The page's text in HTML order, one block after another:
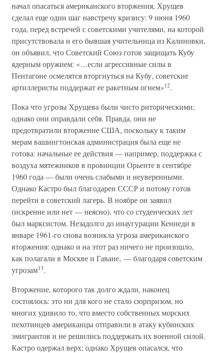
начал опасаться американского вторжения, Хрущев
сделал еще один шаг навстречу кризису: 9 июня 1960
года, перед встречей с советскими учителями, на которой
присутствовала и его бывшая учительница из Калиновки,
он объявил, что Советский Союз готов защищать Кубу
ядерным оружием: «…если агрессивные силы в
Пентагоне осмелятся вторгнуться на Кубу, советские
артиллеристы поддержат ее ракетным огнем»12.
Пока что угрозы Хрущева были чисто риторическими;
однако они оправдали себя. Правда, они не
предотвратили вторжение США, поскольку к таким
мерам вашингтонская администрация была еще не
готова: начальные ее действия — например, поддержка с
воздуха мятежников в провинции Орьенте в сентябре
1960 года — были очень слабыми и неуверенными.
Однако Кастро был благодарен СССР и потому готов
перейти в советский лагерь. В ноябре он заявил
(искренне или нет — неясно), что со студенческих лет
был марксистом. Незадолго до инаугурации Кеннеди в
январе 1961-го снова возникла угроза американского
вторжения: однако и на этот раз ничего не произошло,
как полагали в Москве и Гаване, — благодаря советским
угрозам13.
Вторжение, которого так долго ждали, наконец
состоялось: это ни для кого не стало сюрпризом, но
многих удивило то, что вместо собственных морских
пехотинцев американцы отправили в атаку кубинских
эмигрантов и не решились поддержать их военной силой.
Кастро одержал верх; однако Хрущев опасался, что